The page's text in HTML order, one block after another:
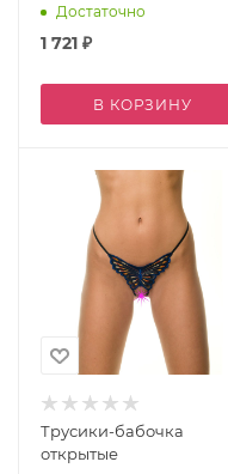
кружевными вставками
Достаточно
1 721 ₽
В КОРЗИНУ
Трусики-бабочка
открытые